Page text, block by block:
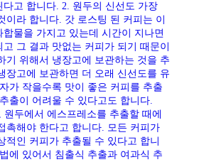
고 합니다. 2. 원두의 신선도 가장
이라 합니다. 갓 로스팅 된 커피는 이
물을 가지고 있는데 시간이 지나면
그 결과 맛없는 커피가 되기 때문이
기 위해서 냉장고에 보관하는 것을 추
장고에 보관하면 더 오래 신선도를 유
가 작을수록 맛이 좋은 커피를 추출
출이 어려울 수 있다고도 합니다.
두에서 에스프레소를 추출할 때에
촉해야 한다고 합니다. 모든 커피가
적인 커피가 추출될 수 있다고 합니
에 있어서 침출식 추출과 여과식 추